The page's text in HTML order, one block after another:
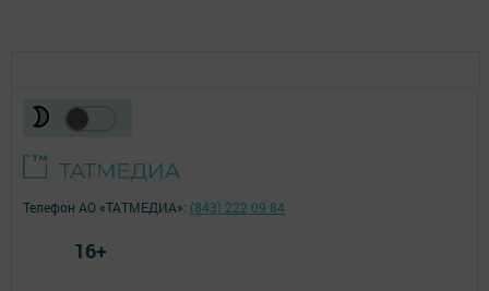
Телефон АО «ТАТМЕДИА»: (843) 222 09 84
16+